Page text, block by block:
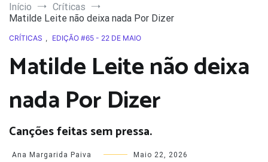
Início
Críticas
Matilde Leite não deixa nada Por Dizer
CRÍTICAS , EDIÇÃO #65 - 22 DE MAIO
Matilde Leite não deixa
nada Por Dizer
Canções feitas sem pressa.
Ana Margarida Paiva Maio 22, 2026